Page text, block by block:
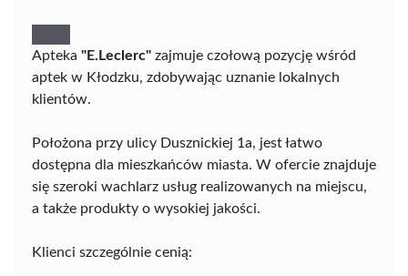
Apteka "E.Leclerc" zajmuje czołową pozycję wśród
aptek w Kłodzku, zdobywając uznanie lokalnych
klientów.
Położona przy ulicy Dusznickiej 1a, jest łatwo
dostępna dla mieszkańców miasta. W ofercie znajduje
się szeroki wachlarz usług realizowanych na miejscu,
a także produkty o wysokiej jakości.
Klienci szczególnie cenią: